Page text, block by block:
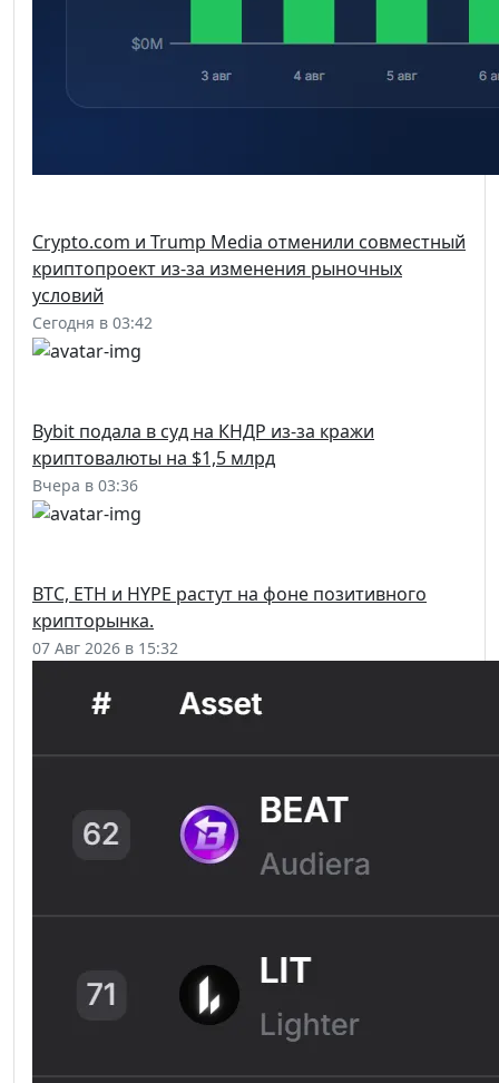
Crypto.com и Trump Media отменили совместный
криптопроект из-за изменения рыночных
условий
Сегодня в 03:42
Bybit подала в суд на КНДР из-за кражи
криптовалюты на $1,5 млрд
Вчера в 03:36
BTC, ETH и HYPE растут на фоне позитивного
крипторынка.
07 Авг 2026 в 15:32